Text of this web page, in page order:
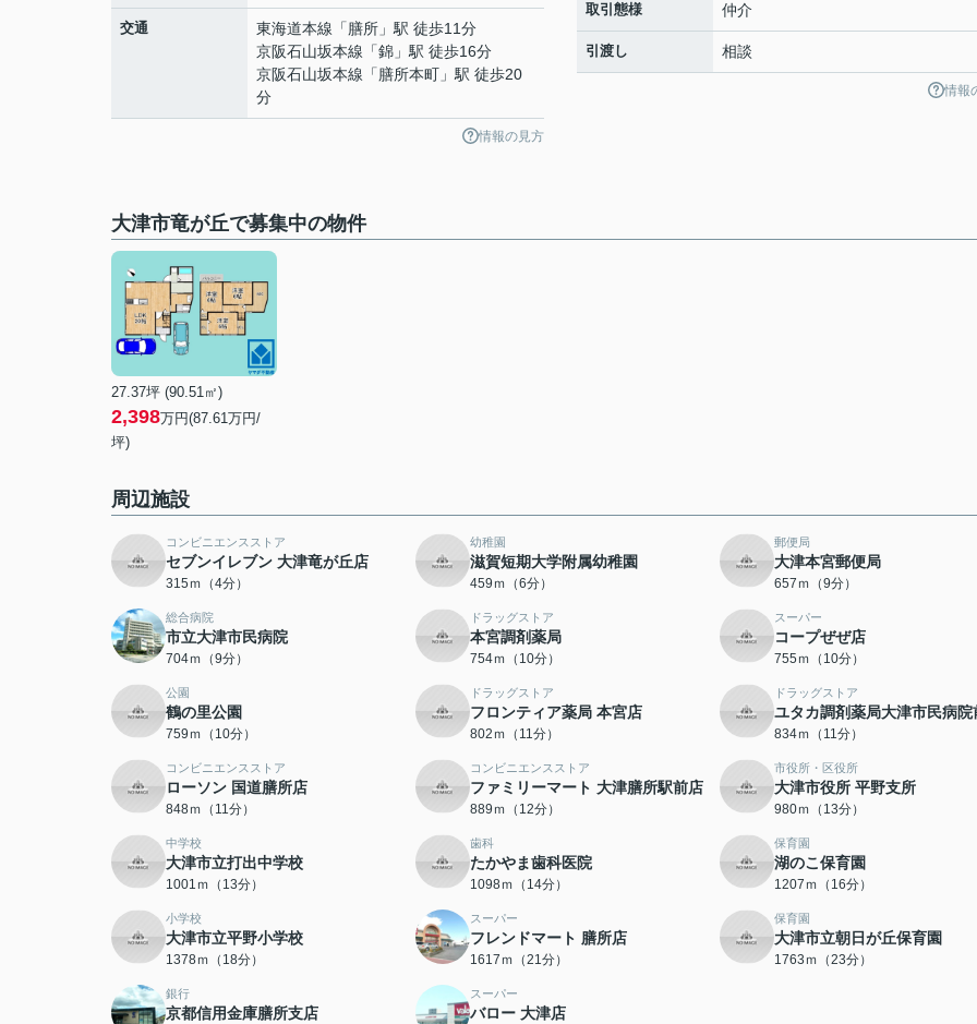
交通 東海道本線 「膳所 」駅 徒歩11分
京阪石山坂本線 「錦 」駅 徒歩16分
京阪石山坂本線 「膳所本町 」駅 徒歩20
分
情報の見方
取引態様 仲介
引渡し 相談
情報
大津市竜が丘で募集中の物件
27.37坪 (90.51㎡)
2,398万円(87.61万円/
坪)
周辺施設
コンビニエンスストア
セブンイレブン 大津竜が丘店
315ｍ（4分）
幼稚園
滋賀短期大学附属幼稚園
459ｍ（6分）
郵便局
大津本宮郵便局
657ｍ（9分）
総合病院
市立大津市民病院
704ｍ（9分）
ドラッグストア
本宮調剤薬局
754ｍ（10分）
スーパー
コープぜぜ店
755ｍ（10分）
公園
鶴の里公園
759ｍ（10分）
ドラッグストア
フロンティア薬局 本宮店
802ｍ（11分）
ドラッグストア
ユタカ調剤薬局大津市民病院
834ｍ（11分）
コンビニエンスストア
ローソン 国道膳所店
848ｍ（11分）
コンビニエンスストア
ファミリーマート 大津膳所駅前店
889ｍ（12分）
市役所・区役所
大津市役所 平野支所
980ｍ（13分）
中学校
大津市立打出中学校
1001ｍ（13分）
歯科
たかやま歯科医院
1098ｍ（14分）
保育園
湖のこ保育園
1207ｍ（16分）
小学校
大津市立平野小学校
1378ｍ（18分）
スーパー
フレンドマート 膳所店
1617ｍ（21分）
保育園
大津市立朝日が丘保育園
1763ｍ（23分）
銀行
京都信用金庫膳所支店
スーパー
バロー 大津店